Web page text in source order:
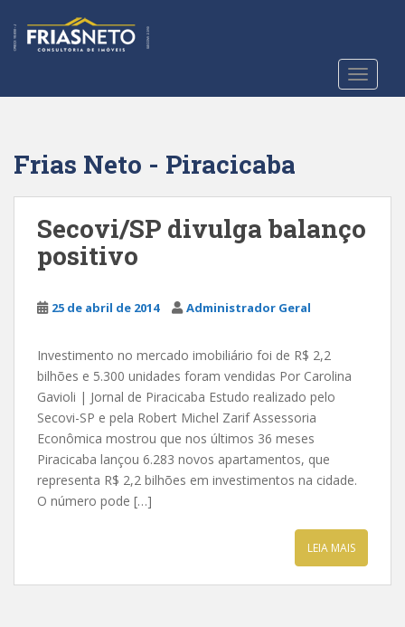
t
Frias Neto - Piracicaba
Secovi/SP divulga balanço
positivo
25 de abril de 2014 Administrador Geral
Investimento no mercado imobiliário foi de R$ 2,2
bilhões e 5.300 unidades foram vendidas Por Carolina
Gavioli | Jornal de Piracicaba Estudo realizado pelo
Secovi-SP e pela Robert Michel Zarif Assessoria
Econômica mostrou que nos últimos 36 meses
Piracicaba lançou 6.283 novos apartamentos, que
representa R$ 2,2 bilhões em investimentos na cidade.
O número pode […]
LEIA MAIS